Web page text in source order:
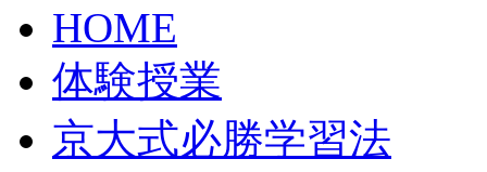
HOME
体験授業
京大式必勝学習法